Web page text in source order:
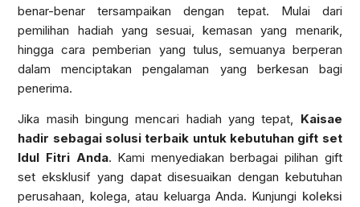
benar-benar tersampaikan dengan tepat. Mulai dari
pemilihan hadiah yang sesuai, kemasan yang menarik,
hingga cara pemberian yang tulus, semuanya berperan
dalam menciptakan pengalaman yang berkesan bagi
penerima.
Jika masih bingung mencari hadiah yang tepat, Kaisae
hadir sebagai solusi terbaik untuk kebutuhan gift set
Idul Fitri Anda. Kami menyediakan berbagai pilihan gift
set eksklusif yang dapat disesuaikan dengan kebutuhan
perusahaan, kolega, atau keluarga Anda. Kunjungi koleksi